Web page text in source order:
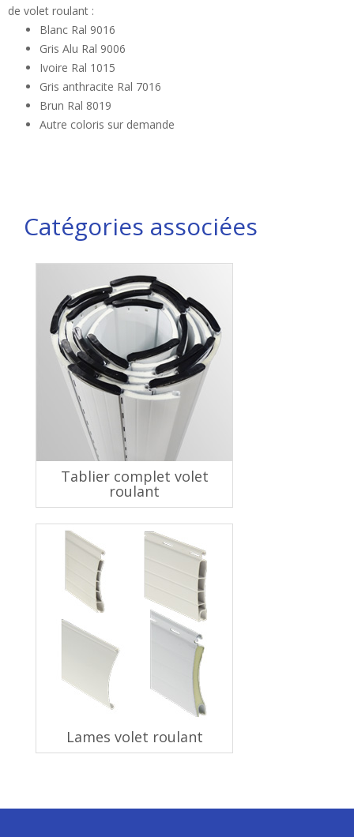
de volet roulant :
Blanc Ral 9016
Gris Alu Ral 9006
Ivoire Ral 1015
Gris anthracite Ral 7016
Brun Ral 8019
Autre coloris sur demande
Catégories associées
Tablier complet volet
roulant
Lames volet roulant